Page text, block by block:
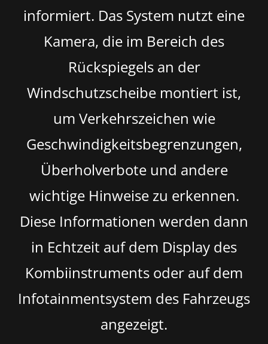
informiert. Das System nutzt eine
Kamera, die im Bereich des
Rückspiegels an der
Windschutzscheibe montiert ist,
um Verkehrszeichen wie
Geschwindigkeitsbegrenzungen,
Überholverbote und andere
wichtige Hinweise zu erkennen.
Diese Informationen werden dann
in Echtzeit auf dem Display des
Kombiinstruments oder auf dem
Infotainmentsystem des Fahrzeugs
angezeigt.